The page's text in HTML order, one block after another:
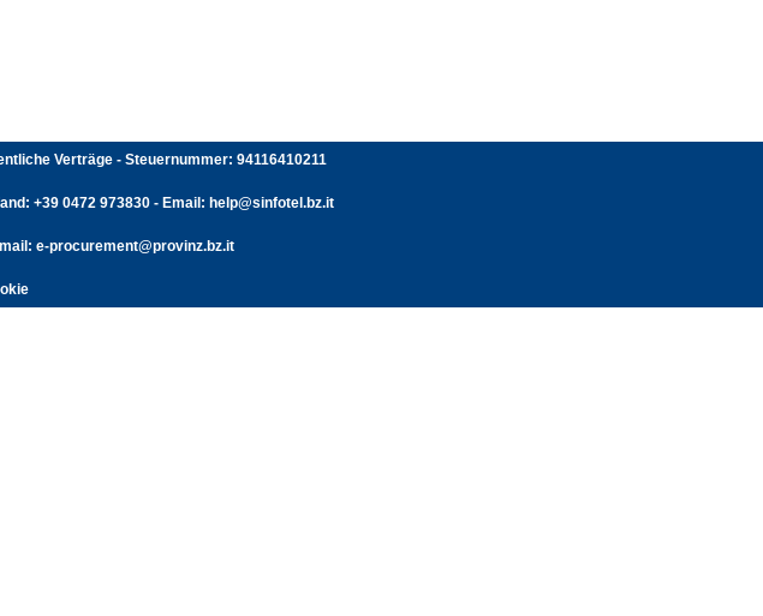
Verträge - Steuernummer: 94116410211
+39 0472 973830 - Email: help@sinfotel.bz.it
e-procurement@provinz.bz.it